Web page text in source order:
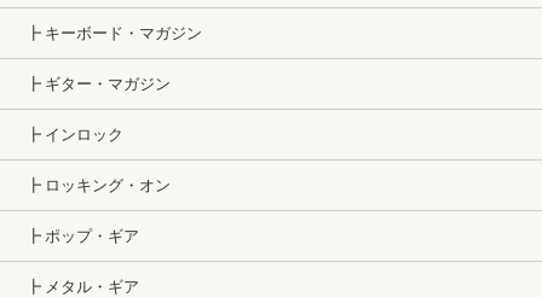
┣ キーボード・マガジン
┣ ギター・マガジン
┣ インロック
┣ ロッキング・オン
┣ ポップ・ギア
┣ メタル・ギア